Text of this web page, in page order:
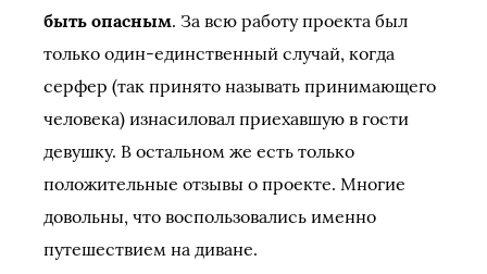
быть опасным. За всю работу проекта был
только один-единственный случай, когда
серфер (так принято называть принимающего
человека) изнасиловал приехавшую в гости
девушку. В остальном же есть только
положительные отзывы о проекте. Многие
довольны, что воспользовались именно
путешествием на диване.